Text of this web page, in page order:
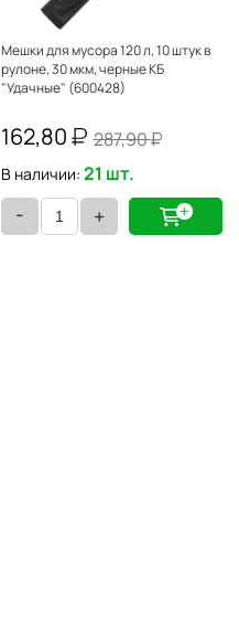
Мешки для мусора 120 л, 10 штук в
рулоне, 30 мкм, черные КБ
"Удачные" (600428)
162,80 287,90
В наличии: 21 шт.
- +